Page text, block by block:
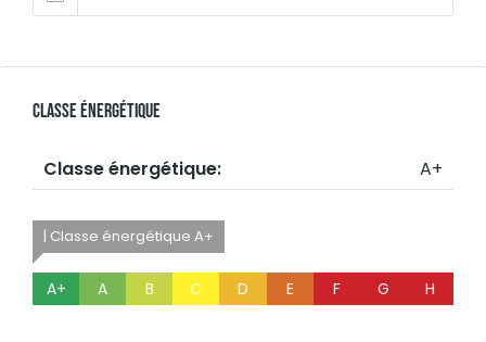
Classe Énergétique
Classe énergétique: A+
| Classe énergétique A+
A+ A B C D E F G H